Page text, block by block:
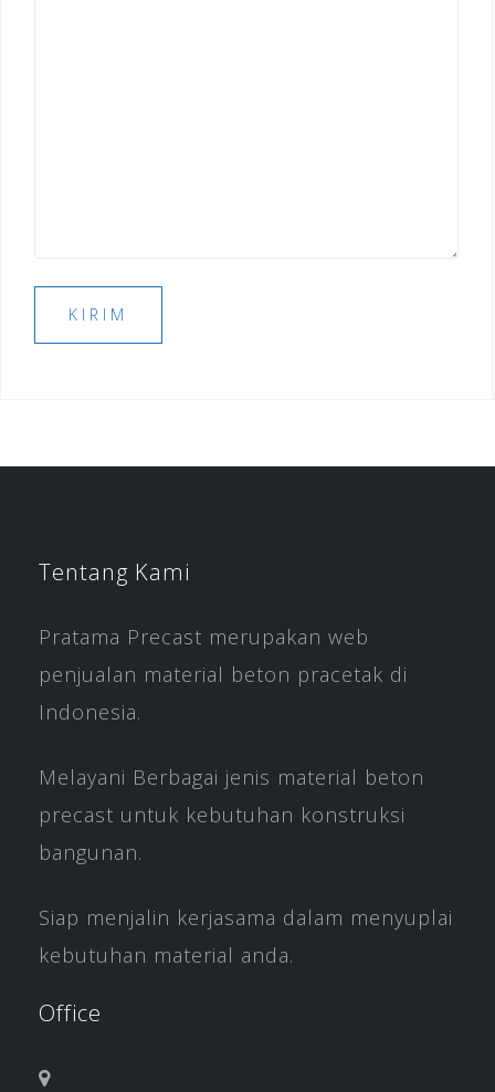
Tentang Kami
Pratama Precast merupakan web
penjualan material beton pracetak di
Indonesia.
Melayani Berbagai jenis material beton
precast untuk kebutuhan konstruksi
bangunan.
Siap menjalin kerjasama dalam menyuplai
kebutuhan material anda.
Office